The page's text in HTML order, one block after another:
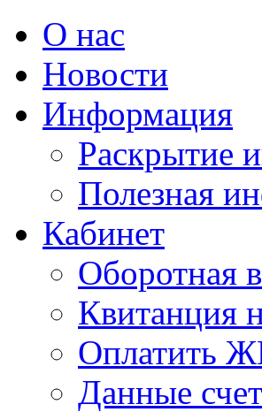
О нас
Новости
Информация
Раскрытие
Полезная
Кабинет
Оборотная
Квитанция
Оплатить
Данные